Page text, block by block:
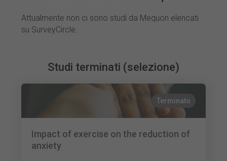
Attualmente non ci sono studi da Mequon elencati
su SurveyCircle.
Studi terminati (selezione)
Terminato
Impact of exercise on the reduction of
anxiety